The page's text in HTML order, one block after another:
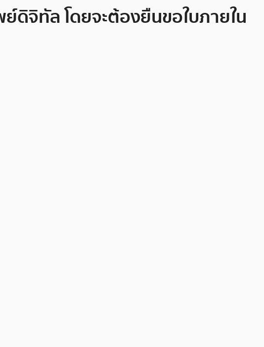
ดิจิทัล โดยจะต้องยืนขอใบภายใน